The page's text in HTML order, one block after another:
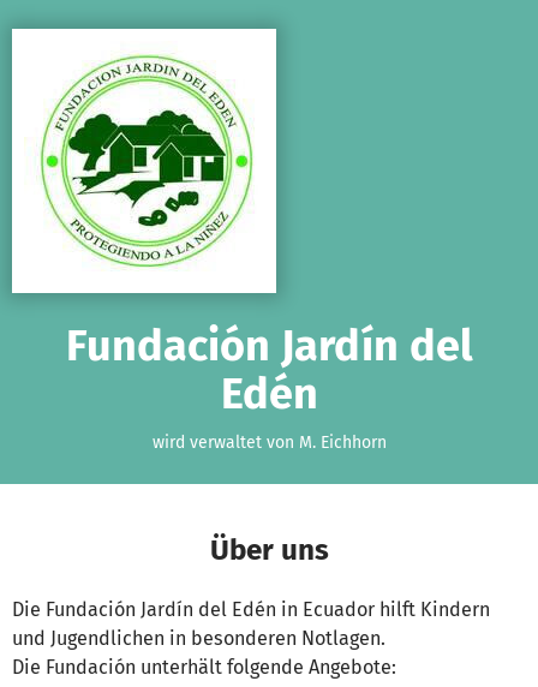
Fundación Jardín del
Edén
wird verwaltet von M. Eichhorn
Über uns
Die Fundación Jardín del Edén in Ecuador hilft Kindern
und Jugendlichen in besonderen Notlagen.
Die Fundación unterhält folgende Angebote: